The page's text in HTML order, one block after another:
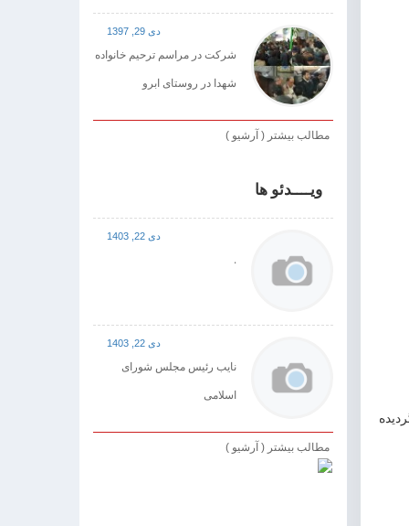
دی 29, 1397
شرکت در مراسم ترحیم خانواده
شهدا در روستای ابرو
مطالب بیشتر ( آرشیو )
ویــــدئو ها
دی 22, 1403
.
دی 22, 1403
نایب رئیس مجلس شورای
اسلامی
مطالب بیشتر ( آرشیو )